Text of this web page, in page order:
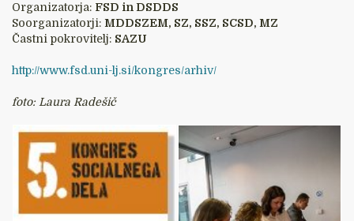
Organizatorja: FSD in DSDDS
Soorganizatorji: MDDSZEM, SZ, SSZ, SCSD, MZ
Častni pokrovitelj: SAZU
http://www.fsd.uni-lj.si/kongres/arhiv/
foto: Laura Radešič